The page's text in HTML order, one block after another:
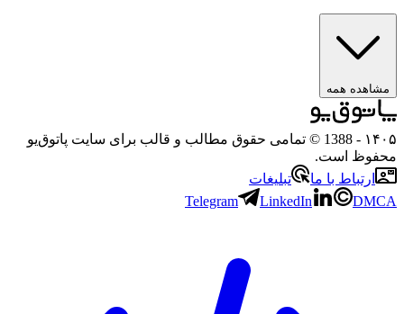
مشاهده همه
۱۴۰۵
- 1388 © تمامی حقوق مطالب و قالب برای سایت پاتوق‌یو
محفوظ است.
ارتباط با ما
تبلیغات
Telegram
LinkedIn DMCA